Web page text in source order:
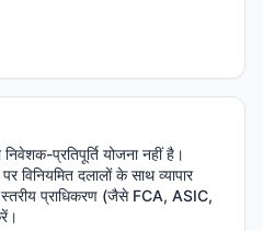
प्रतिपूर्ति योजना नहीं है।
विनियमित दलालों के साथ व्यापार
प्राधिकरण (जैसे FCA, ASIC,